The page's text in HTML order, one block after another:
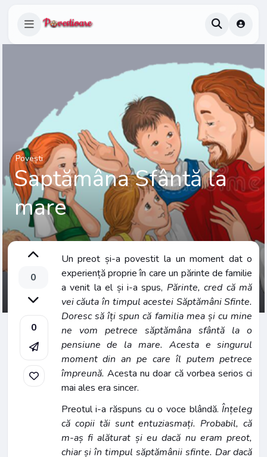
Povești
Saptămâna Sfântă la
mare
0
0
Un preot și-a povestit la un moment dat o
experiență proprie în care un părinte de familie
a venit la el și i-a spus, Părinte, cred că mă
vei căuta în timpul acestei Săptămâni Sfinte.
Doresc să îți spun că familia mea și cu mine
ne vom petrece săptămâna sfântă la o
pensiune de la mare. Acesta e singurul
moment din an pe care îl putem petrece
împreună. Acesta nu doar că vorbea serios ci
mai ales era sincer.
Preotul i-a răspuns cu o voce blândă. Înțeleg
că copii tăi sunt entuziasmați. Probabil, că
m-aș fi alăturat și eu dacă nu eram preot,
chiar și în timpul săptămânii sfinte. Dar dacă